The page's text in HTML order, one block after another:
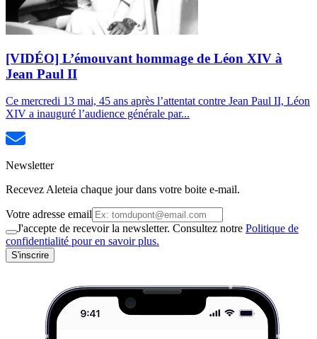
[VIDÉO] L’émouvant hommage de Léon XIV à
Jean Paul II
Ce mercredi 13 mai, 45 ans après l’attentat contre Jean Paul II, Léon
XIV a inauguré l’audience générale par...
Newsletter
Recevez Aleteia chaque jour dans votre boite e-mail.
Votre adresse email
J'accepte de recevoir la newsletter. Consultez notre Politique de
confidentialité pour en savoir plus.
S'inscrire